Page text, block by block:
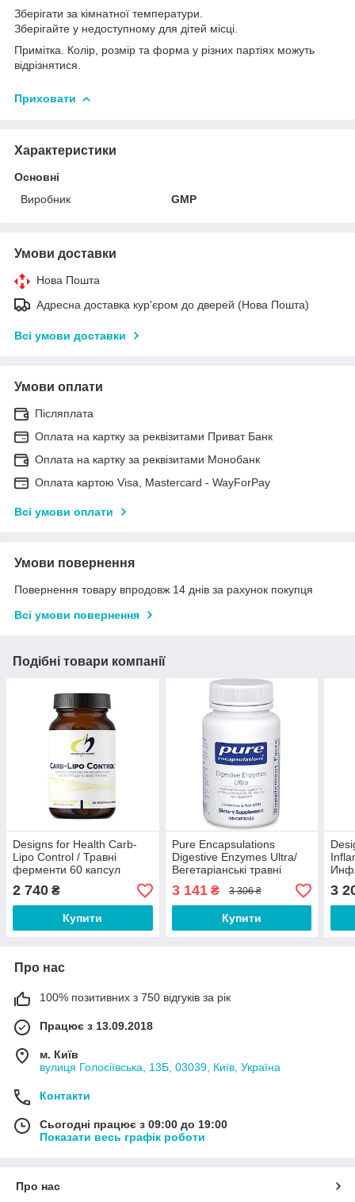
Зберігати за кімнатної температури.
Зберігайте у недоступному для дітей місці.
Примітка. Колір, розмір та форма у різних партіях можуть
відрізнятися.
Приховати
Характеристики
Основні
Виробник
GMP
Умови доставки
Нова Пошта
Адресна доставка кур'єром до дверей (Нова Пошта)
Всі умови доставки
Умови оплати
Післяплата
Оплата на картку за реквізитами Приват Банк
Оплата на картку за реквізитами Монобанк
Оплата картою Visa, Mastercard - WayForPay
Всі умови оплати
Умови повернення
Повернення товару впродовж 14 днів за рахунок покупця
Всі умови повернення
Подібні товари компанії
Designs for Health Carb-
Lipo Control / Травні
ферменти 60 капсул
2 740 ₴
Купити
Pure Encapsulations
Digestive Enzymes Ultra/
Вегетаріанські травні
ферменти 180 капсул
Термін 01/2027
3 141₴ 3 306 ₴
Купити
120
3
Про нас
100% позитивних з 750 відгуків за рік
Працює з 13.09.2018
м. Київ
вулиця Голосіївська, 13Б, 03039, Київ, Україна
Контакти
Сьогодні працює з 09:00 до 19:00
Показати весь графік роботи
Про нас